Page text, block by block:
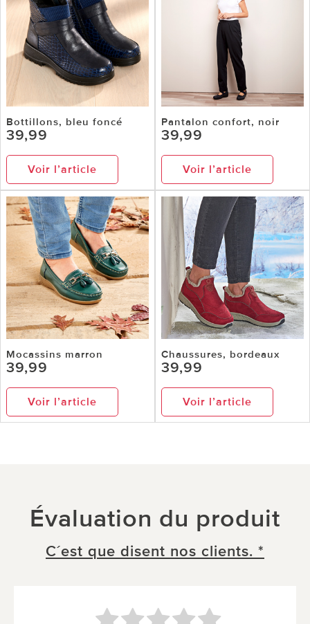
Bottillons, bleu foncé
39,99
Voir l’article
Pantalon confort, noir
39,99
Voir l’article
Mocassins marron
39,99
Voir l’article
Chaussures, bordeaux
39,99
Voir l’article
Évaluation du produit
C´est que disent nos clients. *